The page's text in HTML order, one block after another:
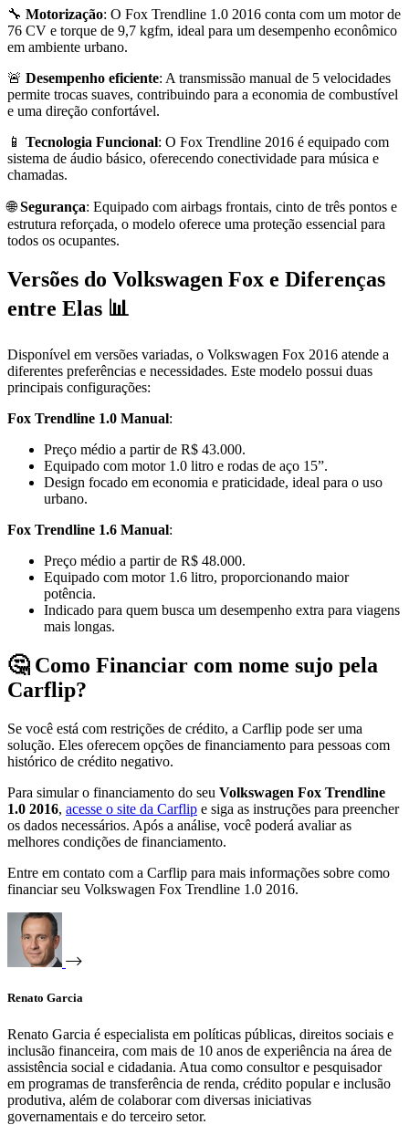
🔧 Motorização: O Fox Trendline 1.0 2016 conta com um motor de
76 CV e torque de 9,7 kgfm, ideal para um desempenho econômico
em ambiente urbano.
🚨 Desempenho eficiente: A transmissão manual de 5 velocidades
permite trocas suaves, contribuindo para a economia de combustível
e uma direção confortável.
📱 Tecnologia Funcional: O Fox Trendline 2016 é equipado com
sistema de áudio básico, oferecendo conectividade para música e
chamadas.
🌐Segurança: Equipado com airbags frontais, cinto de três pontos e
estrutura reforçada, o modelo oferece uma proteção essencial para
todos os ocupantes.
Versões do Volkswagen Fox e Diferenças
entre Elas 📊
Disponível em versões variadas, o Volkswagen Fox 2016 atende a
diferentes preferências e necessidades. Este modelo possui duas
principais configurações:
Fox Trendline 1.0 Manual:
Preço médio a partir de R$ 43.000.
Equipado com motor 1.0 litro e rodas de aço 15”.
Design focado em economia e praticidade, ideal para o uso
urbano.
Fox Trendline 1.6 Manual:
Preço médio a partir de R$ 48.000.
Equipado com motor 1.6 litro, proporcionando maior
potência.
Indicado para quem busca um desempenho extra para viagens
mais longas.
🤔 Como Financiar com nome sujo pela
Carflip?
Se você está com restrições de crédito, a Carflip pode ser uma
solução. Eles oferecem opções de financiamento para pessoas com
histórico de crédito negativo.
Para simular o financiamento do seu Volkswagen Fox Trendline
1.0 2016, acesse o site da Carflip e siga as instruções para preencher
os dados necessários. Após a análise, você poderá avaliar as
melhores condições de financiamento.
Entre em contato com a Carflip para mais informações sobre como
financiar seu Volkswagen Fox Trendline 1.0 2016.
Renato Garcia
Renato Garcia é especialista em políticas públicas, direitos sociais e
inclusão financeira, com mais de 10 anos de experiência na área de
assistência social e cidadania. Atua como consultor e pesquisador
em programas de transferência de renda, crédito popular e inclusão
produtiva, além de colaborar com diversas iniciativas
governamentais e do terceiro setor.